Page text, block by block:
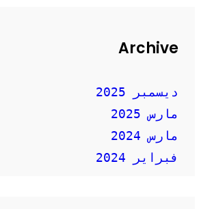
Archive
ديسمبر 2025
مارس 2025
مارس 2024
فبراير 2024